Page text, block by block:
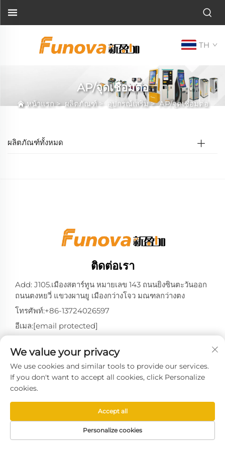
TH
AP/จุดเชื่อมต่อ
หน้าแรก>ผลิตภัณฑ์> อุปกรณ์เสริม>AP/จุดเชื่อมต่อ
ผลิตภัณฑ์ทั้งหมด
ติดต่อเรา
Add: J105.เมืองสตาร์ทูน หมายเลข 143 ถนนยิงซินตะวันออก
ถนนตงหยวี่ แขวงผานยู เมืองกว่างโจว มณฑลกว่างตง
โทรศัพท์:+86-13724026597
อีเมล:[email protected]
สงวนลิขสิทธิ์ © 2025 โดยบริษัท เทคโนโลยีระบบกว่างโจว ซินยิง
เจีย จำกัด -นโยบายความเป็นส่วนตัว
We value your privacy
We use cookies and similar tools to provide our services.
If you don't want to accept all cookies, click Personalize
cookies.
Personalize cookies
Accept all